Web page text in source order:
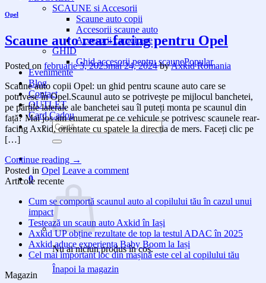
SCAUNE si Accesorii
Scaune auto copii
Accesorii scaune auto
Accesorii carucioare
GHID
Ghid accesorii pentru scaune
Evenimente
Blog
Contact
OUTLET
Card Cadou
Caută
după:
0
Nu ai niciun produs în coș.
Înapoi la magazin
Opel
Scaune auto rear-facing pentru Opel
Posted on februarie 3, 2023mai 24, 2024 byAxkid Romania
Scaune auto copii Opel: un ghid pentru scaune auto care se
potrivesc în Opel.Scaunul auto se potrivește pe mijlocul banchetei,
pe părțile laterale ale banchetei sau îl puteți monta pe scaunul din
față? Mai jos am enumerat pe ce vehicule se potrivesc scaunele rear-
facing Axkid, orientate cu spatele la directia de mers. Faceți clic pe
[…]
Continue reading →
Posted in Opel Leave a comment
Articole recente
Cum se comportă scaunul auto al copilului tău în cazul unui
impact
Testează un scaun auto Axkid în Iași
Axkid UP obține rezultate de top la testul ADAC în 2025
Axkid aduce experiența Baby Boom la Iași
Cel mai important loc din mașină este cel al copilului tău
Magazin